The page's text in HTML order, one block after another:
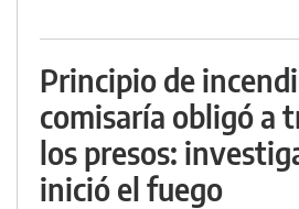
Principio de
comisaría obligó a
los presos:
inició el fuego